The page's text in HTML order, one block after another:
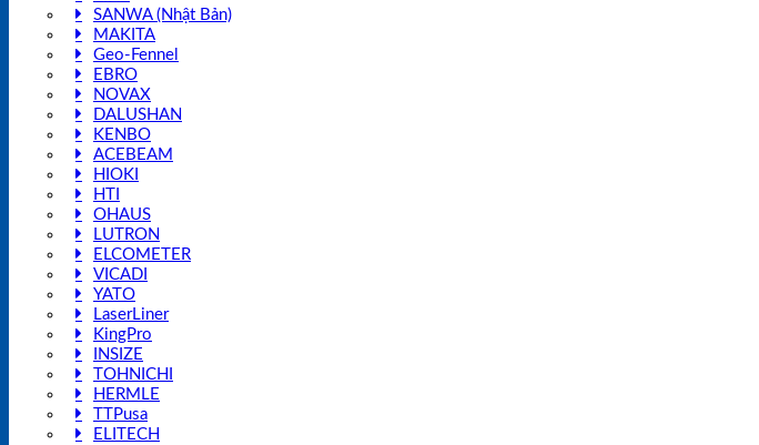
SANWA (Nhật Bản)
MAKITA
Geo-Fennel
EBRO
NOVAX
DALUSHAN
KENBO
ACEBEAM
HIOKI
HTI
OHAUS
LUTRON
ELCOMETER
VICADI
YATO
LaserLiner
KingPro
INSIZE
TOHNICHI
HERMLE
TTPusa
ELITECH